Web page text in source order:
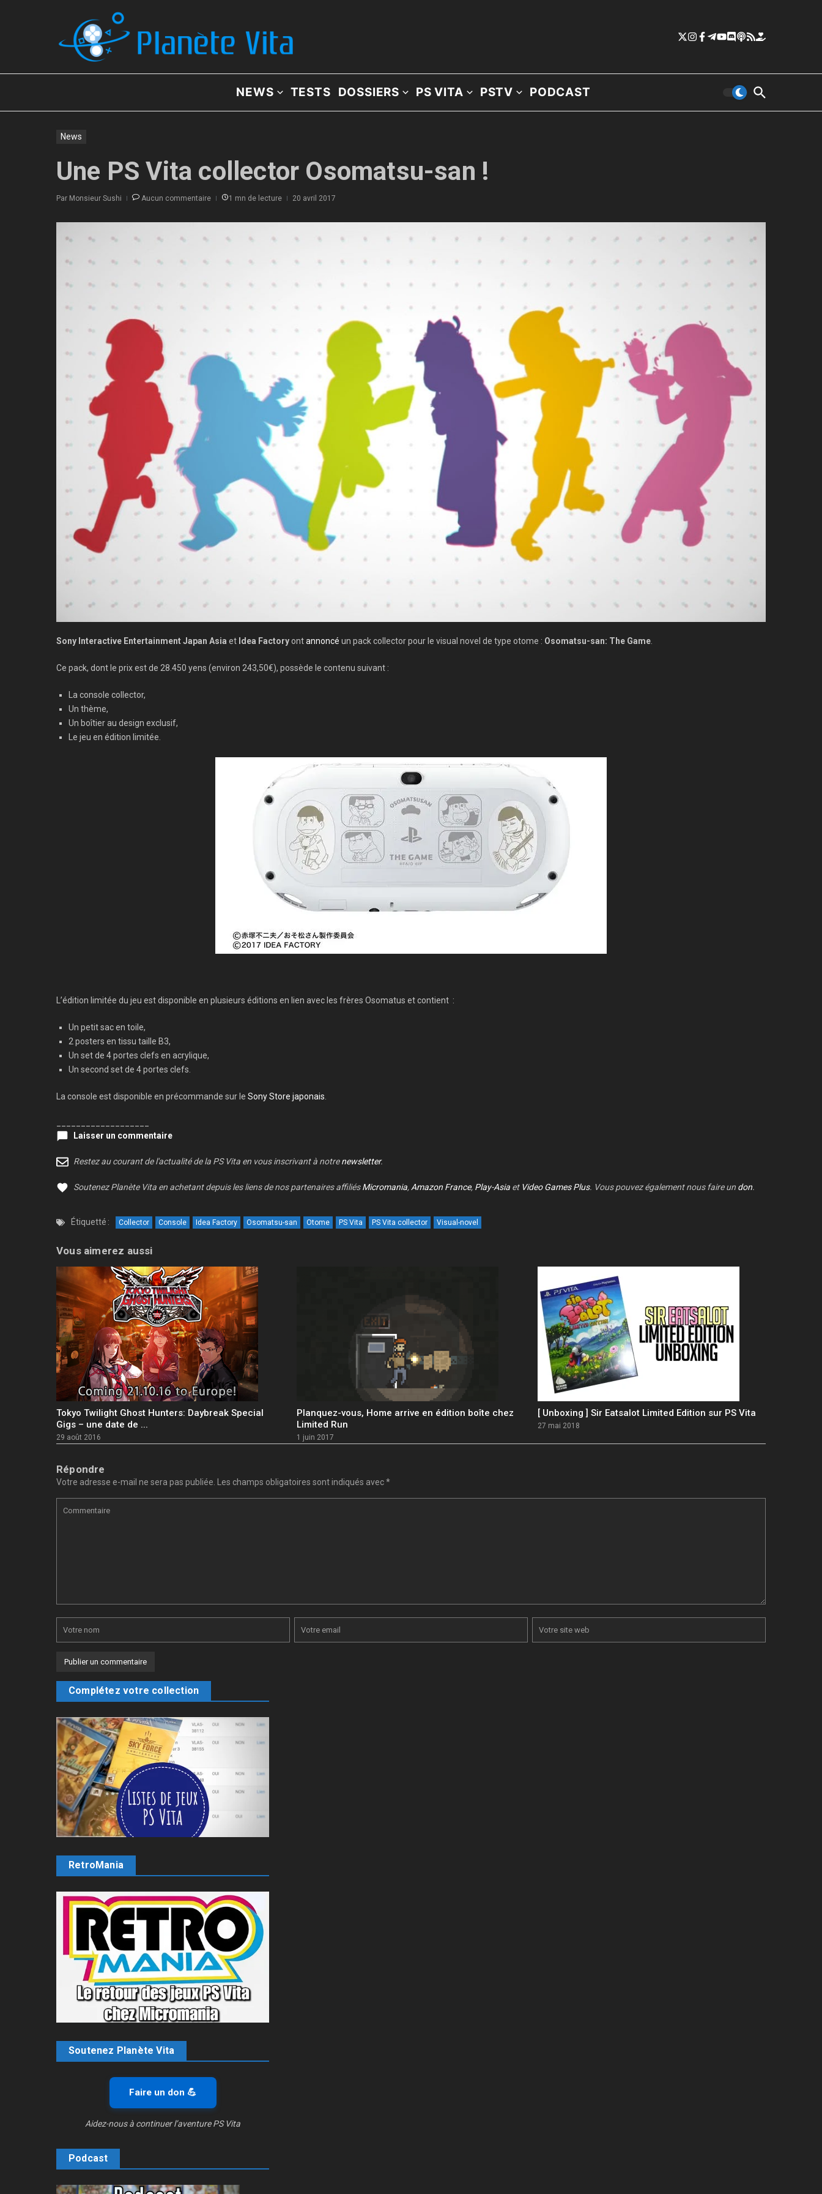
NEWS TESTS DOSSIERS PS VITA PSTV PODCAST
News
Une PS Vita collector Osomatsu-san !
Par Monsieur Sushi Aucun commentaire 1 mn de lecture 20 avril 2017
Sony Interactive Entertainment Japan Asia et Idea Factoryontannoncé un pack collector pour le visual novel de type otome : Osomatsu-san: The Game
Ce pack, dont le prix est de 28.450 yens (environ 243,50€), possède le contenu suivant :
La console collector,
Un thème,
Un boîtier au design exclusif,
Le jeu en édition limitée.
L’édition limitée du jeu est disponible en plusieurs éditions en lien avec les frères Osomatus et contient :
Un petit sac en toile,
2 posters en tissu taille B3,
Un set de 4 portes clefs en acrylique,
Un second set de 4 portes clefs.
La console est disponible en précommande sur le Sony Store japonais
Laisser un commentaire
Restez au courant de l'actualité de la PS Vita en vous inscrivant à notrenewsletter.
Soutenez Planète Vita en achetant depuis les liens de nos partenaires affiliésMicromania, Amazon France, Play-Asia et Video Games Plus. Vous pouvez également nous faire un don.
Étiquetté : Collector Console Idea Factory Osomatsu-san Otome PS Vita PS Vita collector Visual-novel
Vous aimerez aussi
Tokyo Twilight Ghost Hunters: Daybreak Special
Gigs – une date de ...
29 août 2016
Planquez-vous, Home arrive en édition boîte chez
Limited Run
1 juin 2017
[ Unboxing ] Sir Eatsalot Limited Edition sur PS Vita
27 mai 2018
Répondre
Votre adresse e-mail ne sera pas publiée. Les champs obligatoires sont indiqués avec*
Complétez votre collection
RetroMania
Soutenez Planète Vita
Faire un don 💪
Aidez-nous à continuer l’aventure PS Vita
Podcast